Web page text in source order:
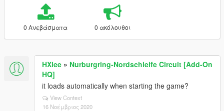
0 Ανεβάσματα 0 ακόλουθοι
HXlee » Nurburgring-Nordschleife Circuit [Add-On
HQ]
it loads automatically when starting the game?
View Context
16 Νοέμβριος 2020